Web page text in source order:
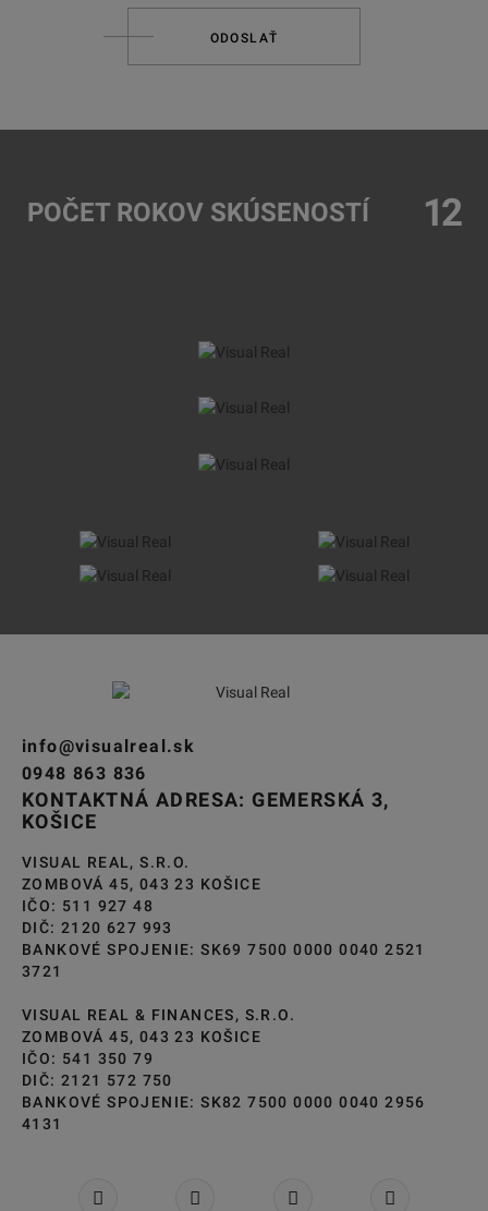
ODOSLAŤ
POČET ROKOV SKÚSENOSTÍ 12
info@visualreal.sk
0948 863 836
KONTAKTNÁ ADRESA: GEMERSKÁ 3,
KOŠICE
VISUAL REAL, S.R.O.
ZOMBOVÁ 45, 043 23 KOŠICE
IČO: 511 927 48
DIČ: 2120 627 993
BANKOVÉ SPOJENIE: SK69 7500 0000 0040 2521
3721
VISUAL REAL & FINANCES, S.R.O.
ZOMBOVÁ 45, 043 23 KOŠICE
IČO: 541 350 79
DIČ: 2121 572 750
BANKOVÉ SPOJENIE: SK82 7500 0000 0040 2956
4131